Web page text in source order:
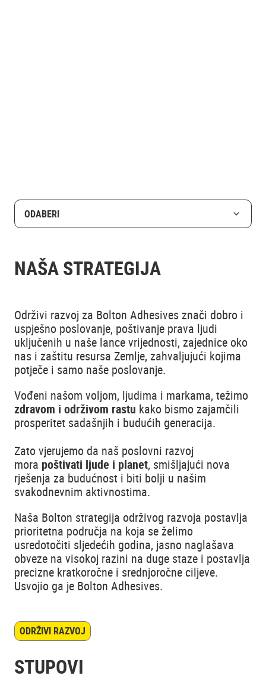
ODABERI
NAŠA STRATEGIJA
Održivi razvoj za Bolton Adhesives znači dobro i
uspješno poslovanje, poštivanje prava ljudi
uključenih u naše lance vrijednosti, zajednice oko
nas i zaštitu resursa Zemlje, zahvaljujući kojima
potječe i samo naše poslovanje.
Vođeni našom voljom, ljudima i markama, težimo
zdravom i održivom rastu kako bismo zajamčili
prosperitet sadašnjih i budućih generacija.
Zato vjerujemo da naš poslovni razvoj
mora poštivati ljude i planet, smišljajući nova
rješenja za budućnost i biti bolji u našim
svakodnevnim aktivnostima.
Naša Bolton strategija održivog razvoja postavlja
prioritetna područja na koja se želimo
usredotočiti sljedećih godina, jasno naglašava
obveze na visokoj razini na duge staze i postavlja
precizne kratkoročne i srednjoročne ciljeve.
Usvojio ga je Bolton Adhesives.
ODRŽIVI RAZVOJ
STUPOVI